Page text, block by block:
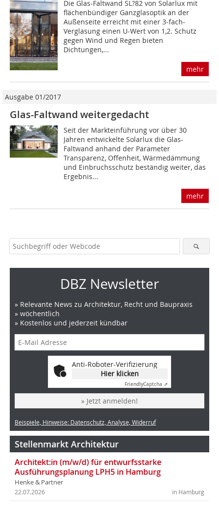
Die Glas-Faltwand SL?82 von Solarlux mit
flächenbündiger Ganzglasoptik an der
Außenseite erreicht mit einer 3-fach-
Verglasung einen U-Wert von 1,2. Schutz
gegen Wind und Regen bieten
Dichtungen,...
mehr
Ausgabe 01/2017
Glas-Faltwand weitergedacht
Seit der Markteinführung vor über 30
Jahren entwickelte Solarlux die Glas-
Faltwand anhand der Parameter
Transparenz, Offenheit, Wärmedämmung
und Einbruchsschutz beständig weiter, das
Ergebnis...
mehr
DBZ Newsletter
» Relevante News zu Architektur, Recht und Baupraxis
» wöchentlich
» Kostenlos und jederzeit kündbar
Anti-Roboter-Verifizierung
Hier klicken
FriendlyCaptcha ⇗
» Jetzt anmelden!
Beispiele, Hinweise: Datenschutz, Analyse, Widerruf
Stellenmarkt Architektur
Architekt:in (m/w/d) für entwurfsstarke
Ausführungsplanung LPH5 in Hamburg
Henke & Partner
in Hamburg
22.07.2026